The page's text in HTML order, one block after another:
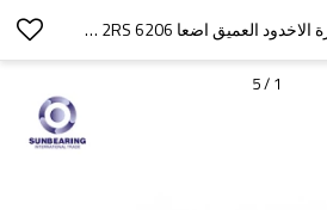
SUNBEARING الكرة الاخدود العميق اضعا 6206 2RS الأسود 30 * 62 * 16MM الكروم الصلب GCR15
1
/
5